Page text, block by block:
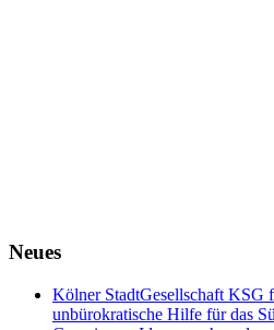
Neues
Kölner StadtGesellschaft KSG
unbürokratische Hilfe für das